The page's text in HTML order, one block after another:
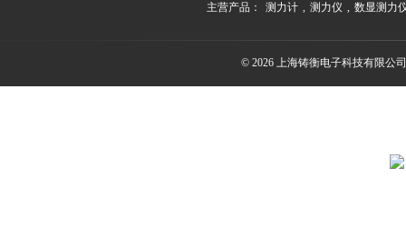
主营产品： 测力计 , 测力仪 , 数显测力
© 2026 上海铸衡电子科技有限公